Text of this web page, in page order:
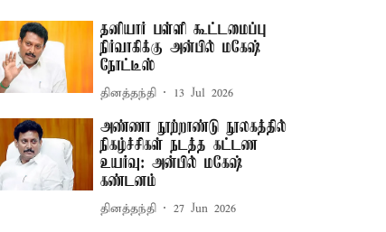
தனியார் பள்ளி கூட்டமைப்பு
நிர்வாகிக்கு அன்பில் மகேஷ்
நோட்டீஸ்
தினத்தந்தி 13 Jul 2026
அண்ணா நூற்றாண்டு நூலகத்தில்
நிகழ்ச்சிகள் நடத்த கட்டண
உயர்வு: அன்பில் மகேஷ்
கண்டனம்
தினத்தந்தி 27 Jun 2026